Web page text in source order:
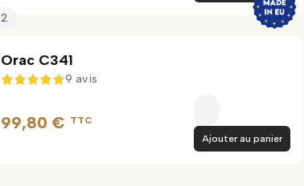
2
Orac C341
4,8 sur 5
9 avis
99,80 € TTC
Ajouter au panier